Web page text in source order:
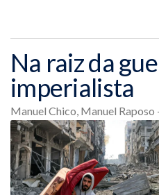
Na raiz da
imperialista
Manuel Chico, Manuel